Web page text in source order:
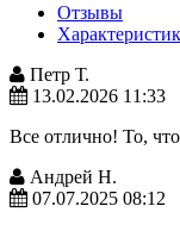
Отзывы
Петр Т.
13.02.2026 11:33
Все отлично! То, что
Андрей Н.
07.07.2025 08:12